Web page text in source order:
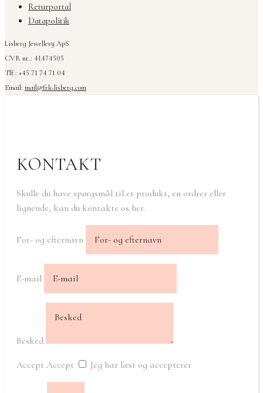
Returportal
Datapolitik
Lisberg Jewellery ApS
CVR nr.: 41474505
Tlf.: +45 71 74 71 04
Email: mail@frk-lisberg.com
KONTAKT
Skulle du have spørgsmål til et produkt, en ordrer eller
lignende, kan du kontakte os her.
For- og efternavn
E-mail
Besked
Accept Accept Jeg har læst og accepterer